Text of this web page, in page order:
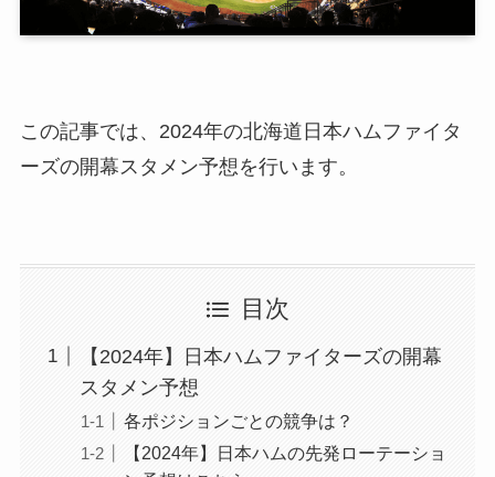
この記事では、2024年の北海道日本ハムファイタ
ーズの開幕スタメン予想を行います。
目次
【2024年】日本ハムファイターズの開幕
スタメン予想
各ポジションごとの競争は？
【2024年】日本ハムの先発ローテーショ